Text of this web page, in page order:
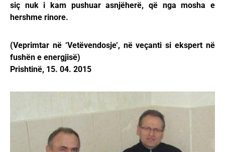
siç nuk i kam pushuar asnjëherë, që nga mosha e
hershme rinore.
(Veprimtar në ‘Vetëvendosje’, në veçanti si ekspert në
fushën e energjisë)
Prishtinë, 15. 04. 2015